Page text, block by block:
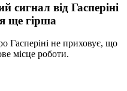
від Гасперіні
ще гірша
Гасперіні не приховує, що
місце роботи.